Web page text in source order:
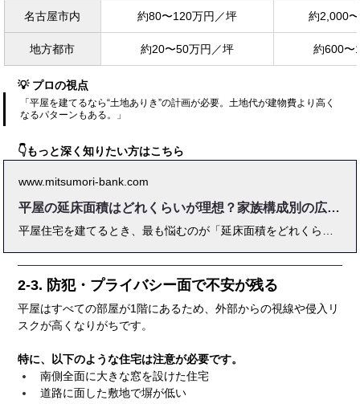
名古屋市内 約80〜120万円／坪 約2,000
地方都市 約20〜50万円／坪 約600〜
💡 プロの視点
「平屋を建てるなら“土地ありき”の計画が必要。土地代が建物費より高く
なるパターンもある。」
👇もっと深く知りたい方はこちら
www.mitsumori-bank.com
平屋の延床面積はどれくらいが理想？家族構成別の広さ目安を解説
2-3. 防犯・プライバシー面で不安が残る
平屋はすべての部屋が1階にあるため、外部からの視線や侵入リ
スクが高くなりがちです。
特に、以下のような住宅は注意が必要です。
南側全面に大きな窓を設けた住宅
道路に面した敷地で塀が低い